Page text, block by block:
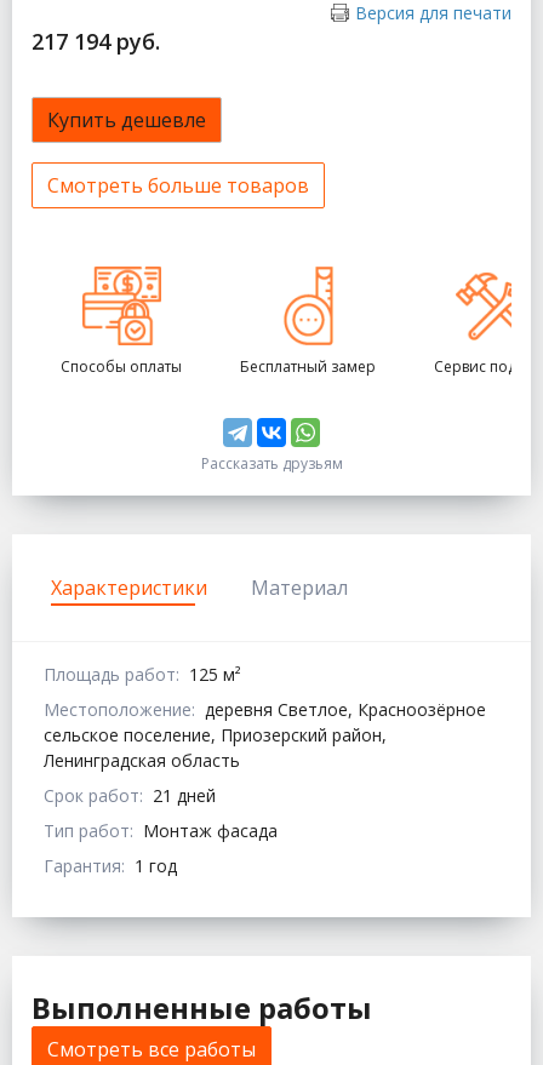
Версия для печати
217 194 руб.
Купить дешевле
Смотреть больше товаров
Способы оплаты Бесплатный замер Сервис под
Рассказать друзьям
Характеристики Материал
Площадь работ: 125 м²
Местоположение: деревня Светлое, Красноозёрное
сельское поселение, Приозерский район,
Ленинградская область
Срок работ: 21 дней
Тип работ: Монтаж фасада
Гарантия: 1 год
Выполненные работы
Смотреть все работы